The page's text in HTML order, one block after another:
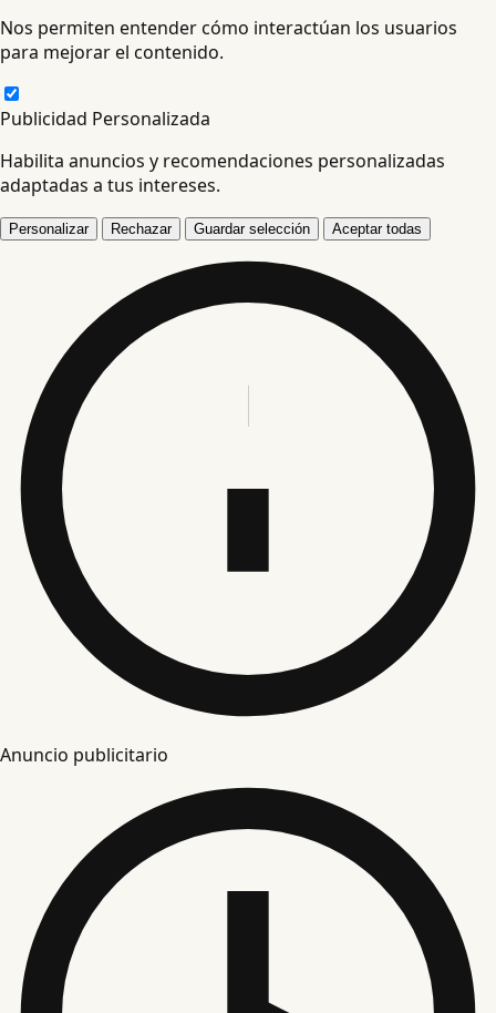
Nos permiten entender cómo interactúan los usuarios
para mejorar el contenido.
Publicidad Personalizada
Habilita anuncios y recomendaciones personalizadas
adaptadas a tus intereses.
Personalizar Rechazar Guardar selección Aceptar todas
Anuncio publicitario